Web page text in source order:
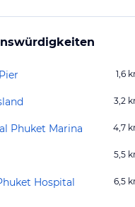
1,6
3,2
Phuket Marina 4,7
5,5
Hospital 6,5